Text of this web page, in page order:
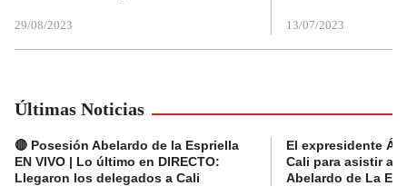
29/08/2023 13/07/2023
Últimas Noticias
🔴 Posesión Abelardo de la Espriella
EN VIVO | Lo último en DIRECTO:
Llegaron los delegados a Cali
El expresidente
Cali para asistir a
Abelardo de La